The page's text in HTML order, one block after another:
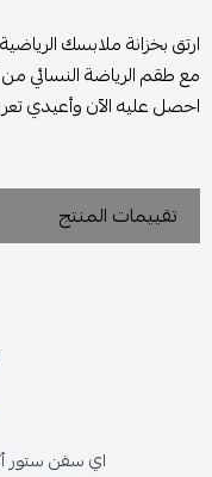
ارتق بخزانة ملابسك
مع طقم الرياضة النسائي
احصل عليه الآن وأعيدي
تقييمات المنتج
اي سفن ستور